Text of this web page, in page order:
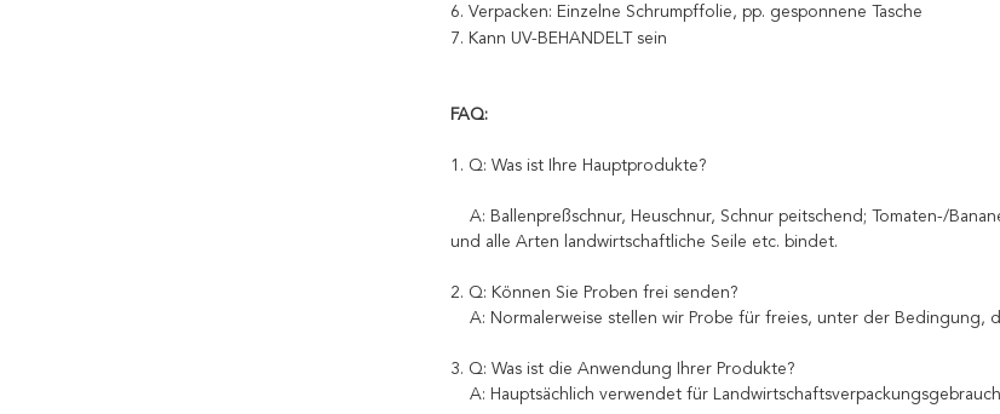
6. Verpacken: Einzelne Schrumpffolie, pp. gesponnene Tasche
7. Kann UV-BEHANDELT sein
FAQ:
1. Q: Was ist Ihre Hauptprodukte?
A: Ballenpreßschnur, Heuschnur, Schnur peitschend; Tomaten-/
und alle Arten landwirtschaftliche Seile etc. bindet.
2. Q: Können Sie Proben frei senden?
A: Normalerweise stellen wir Probe für freies, unter der Bedingung,
3. Q: Was ist die Anwendung Ihrer Produkte?
A: Hauptsächlich verwendet für